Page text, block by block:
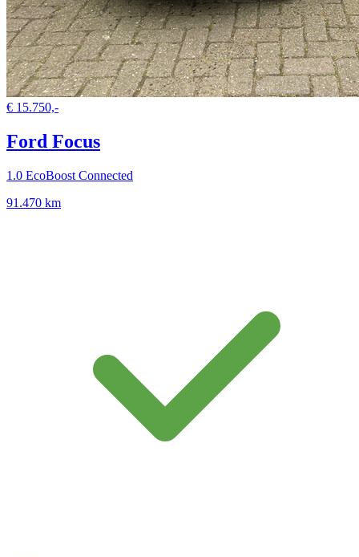
€ 15.750,-
Ford Focus
1.0 EcoBoost Connected
91.470 km